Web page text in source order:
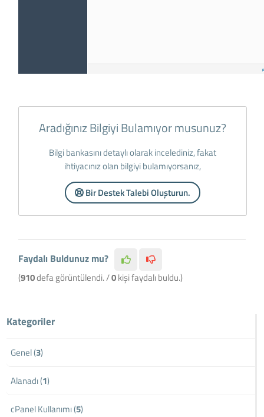
Aradığınız Bilgiyi Bulamıyor musunuz?
Bilgi bankasını detaylı olarak incelediniz, fakat
ihtiyacınız olan bilgiyi bulamıyorsanız,
Bir Destek Talebi Oluşturun.
Faydalı Buldunuz mu?
(910defa görüntülendi. /0kişi faydalı buldu.)
Kategoriler
Genel (3)
Alanadı (1)
cPanel Kullanımı (5)